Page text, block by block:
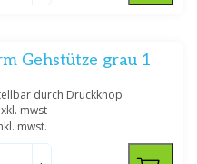
Gehstütze grau 1
durch Druckknop
mwst
mwst.